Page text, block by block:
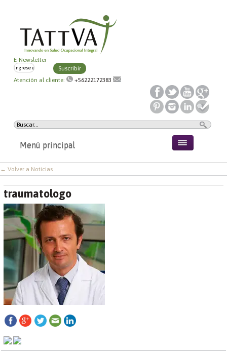
E-Newsletter
Suscribir
Atención al cliente:
+56222172383
Menú principal
← Volver a Noticias
traumatologo